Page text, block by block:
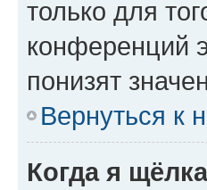
только для
конференций
понизят
Вернуться к
Когда я